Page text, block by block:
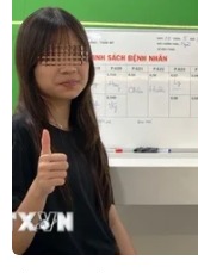
đẩy các quyền cơ